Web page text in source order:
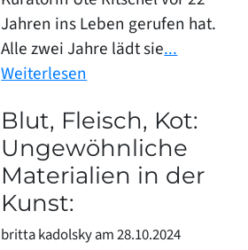
Jahren ins Leben gerufen hat.
Alle zwei Jahre lädt sie...
Weiterlesen
Blut, Fleisch, Kot:
Ungewöhnliche
Materialien in der
Kunst:
britta kadolsky am 28.10.2024